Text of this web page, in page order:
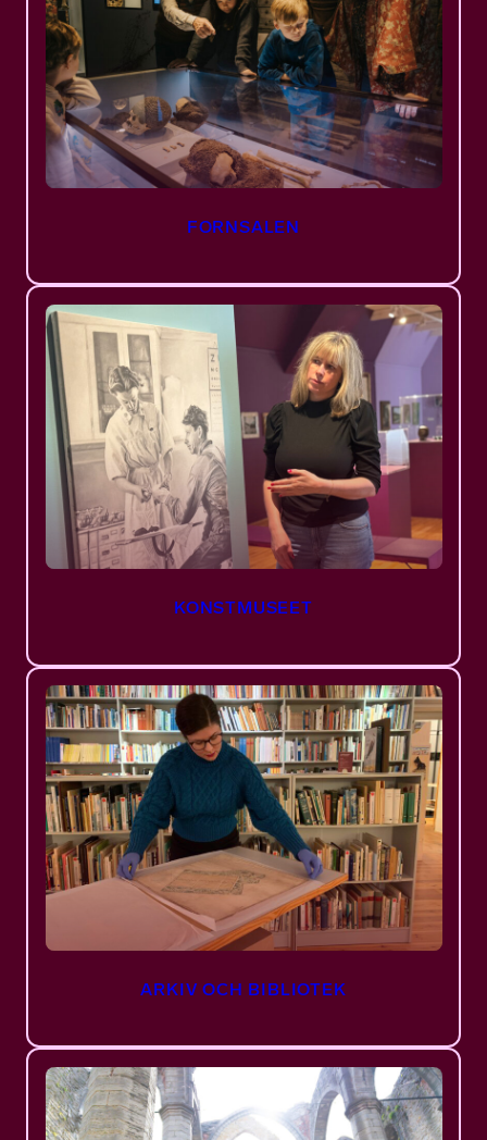
FORNSALEN
KONSTMUSEET
ARKIV OCH BIBLIOTEK